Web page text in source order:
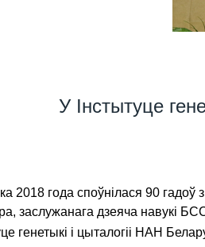
У Інстытуце
2018 года споўнілася 90 гадоў
заслужанага дзеяча навукі
генетыкі і цыталогіі НАН